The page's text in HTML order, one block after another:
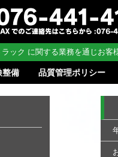
ック に関する業務を通じお客
整備 品質管理ポリシー